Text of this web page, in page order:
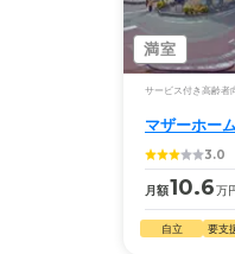
満室
サービス付き高齢者
マザーホー
3.0
月額10.6万
自立 要支